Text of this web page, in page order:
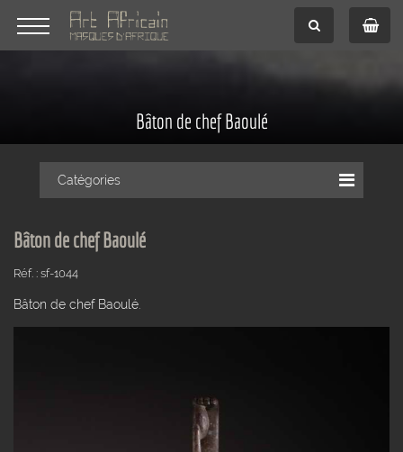
Bâton de chef Baoulé
Catégories
Bâton de chef Baoulé
Réf. : sf-1044
Bâton de chef Baoulé.